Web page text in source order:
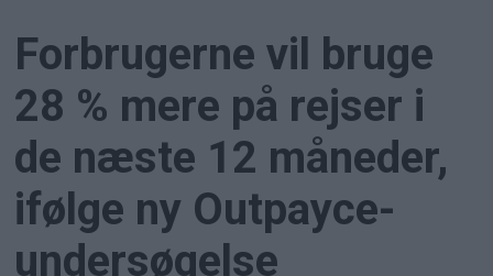
Forbrugerne vil bruge
28 % mere på rejser i
de næste 12 måneder,
ifølge ny Outpayce-
undersøgelse